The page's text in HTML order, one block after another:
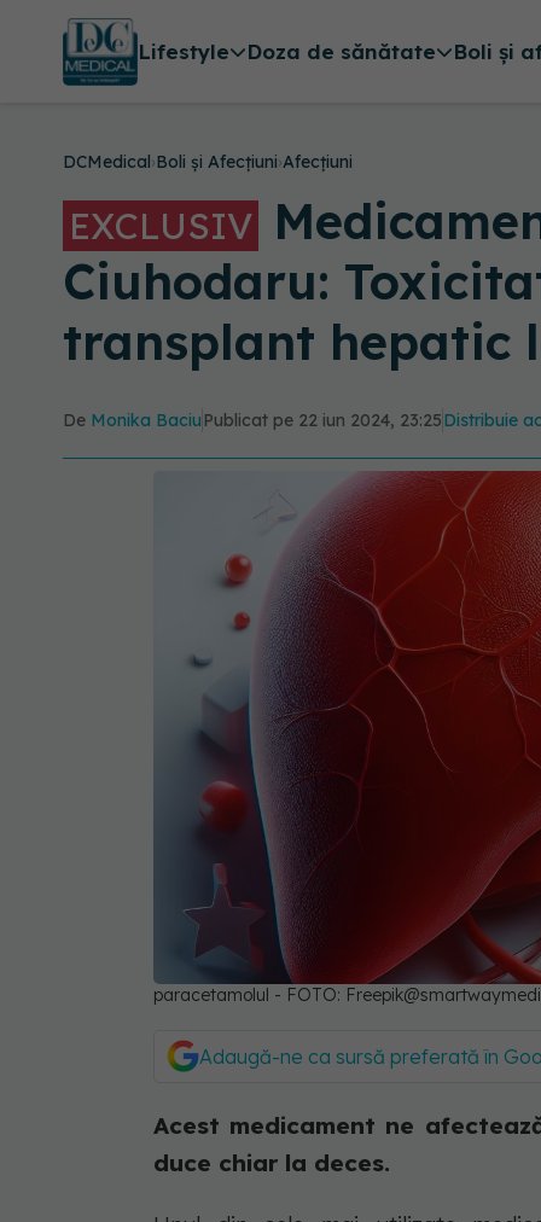
Lifestyle Doza de sănătate Boli și
DCMedical›Boli și Afecțiuni›Afecțiuni
EXCLUSIV
Ciuhodaru:
transplant hepatic
De Monika Baciu Publicat pe 22 iun 2024, 23:25Distribuie
paracetamolul - FOTO:
Adaugă-ne ca sursă preferată în
Acest medicament ne
duce chiar la deces.